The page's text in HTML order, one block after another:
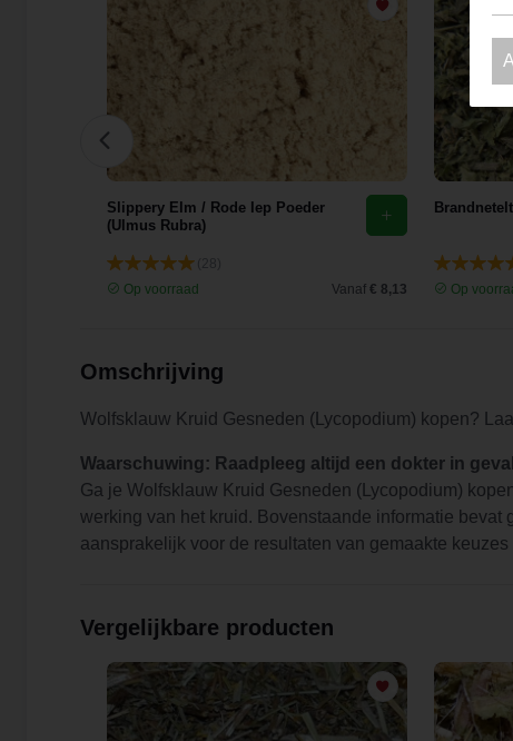
Slippery Elm / Rode Iep Poeder
(Ulmus Rubra)
Op voorraad
Vanaf € 8,13
Op
Omschrijving
Wolfsklauw Kruid Gesneden (Lycopodium) kopen?
Waarschuwing: Raadpleeg altijd een dokter in
Ga je Wolfsklauw Kruid Gesneden (Lycopodium)
werking van het kruid. Bovenstaande informatie
aansprakelijk voor de resultaten van gemaakte
Vergelijkbare producten